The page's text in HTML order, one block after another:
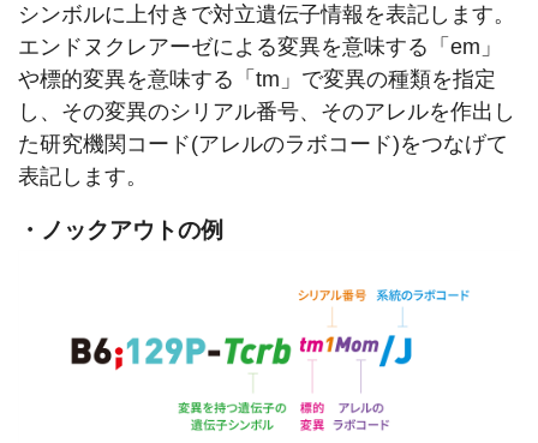
シンボルに上付きで対立遺伝子情報を表記します。
エンドヌクレアーゼによる変異を意味する「em」
や標的変異を意味する「tm」で変異の種類を指定
し、その変異のシリアル番号、そのアレルを作出し
た研究機関コード(アレルのラボコード)をつなげて
表記します。
・ノックアウトの例